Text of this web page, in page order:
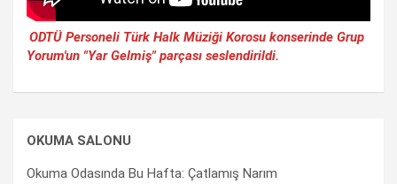
ODTÜ Personeli Türk Halk Müziği Korosu konserinde Grup
Yorum'un "Yar Gelmiş" parçası seslendirildi.
OKUMA SALONU
Okuma Odasında Bu Hafta: Çatlamış Narım